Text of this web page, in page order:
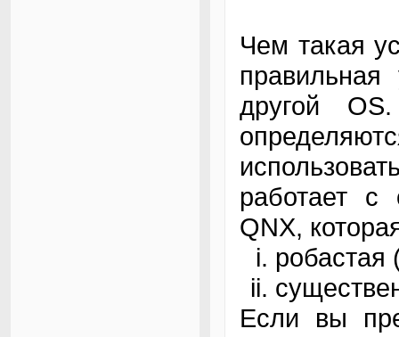
Чем такая
другой
работает с
QNX,
робастая
Если вы